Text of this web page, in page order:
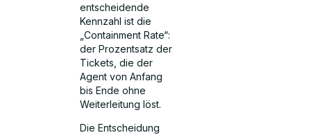
entscheidende
Kennzahl ist die
„Containment Rate“:
der Prozentsatz der
Tickets, die der
Agent von Anfang
bis Ende ohne
Weiterleitung löst.
Die Entscheidung